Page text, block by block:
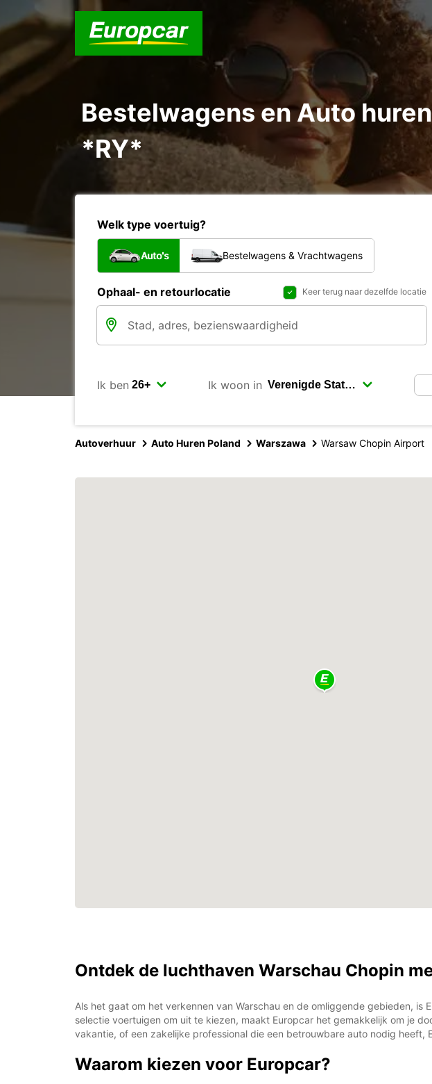
Bestelwagens en Auto huren
*RY*
Welk type voertuig?
Auto's Bestelwagens & Vrachtwagens
Ophaal- en retourlocatie Keer terug naar dezelfde locatie
Ik ben Ik woon in
Autoverhuur Auto Huren Poland Warszawa Warsaw Chopin Airport
Ontdek de luchthaven Warschau Chopin
Als het gaat om het verkennen van Warschau en de omliggende gebieden,
selectie voertuigen om uit te kiezen, maakt Europcar het gemakkelijk om je
vakantie, of een zakelijke professional die een betrouwbare auto nodig
Waarom kiezen voor Europcar?